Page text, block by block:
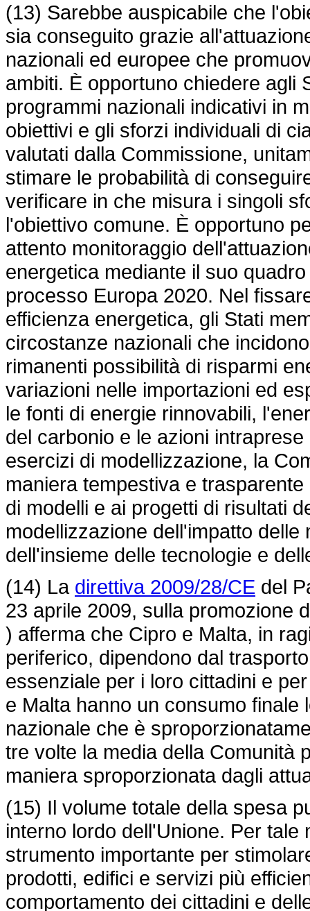
(13) Sarebbe auspicabile che
sia conseguito grazie
nazionali ed europee che
ambiti. È opportuno chiedere agli
programmi nazionali indicativi in
obiettivi e gli sforzi individuali di
valutati dalla Commissione,
stimare le probabilità di
verificare in che misura i singoli
l'obiettivo comune. È opportuno
attento monitoraggio
energetica mediante il suo
processo Europa 2020. Nel
efficienza energetica, gli Stati
circostanze nazionali che
rimanenti possibilità di risparmi
variazioni nelle importazioni ed
le fonti di energie rinnovabili,
del carbonio e le azioni
esercizi di modellizzazione, la
maniera tempestiva e
di modelli e ai progetti di risultati
modellizzazione dell'impatto
dell'insieme delle tecnologie e
(14) La direttiva 2009/28/CE del
23 aprile 2009, sulla promozione
) afferma che Cipro e Malta, in
periferico, dipendono dal
essenziale per i loro cittadini e
e Malta hanno un consumo
nazionale che è
tre volte la media della Comunità
maniera sproporzionata dagli
(15) Il volume totale della spesa
interno lordo dell'Unione. Per
strumento importante per
prodotti, edifici e servizi più
comportamento dei cittadini e